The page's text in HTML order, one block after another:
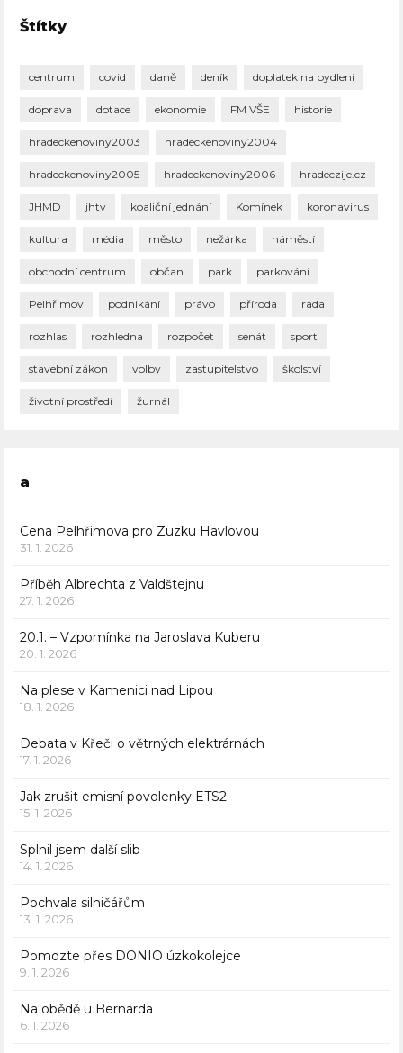
Štítky
centrum covid daně deník doplatek na bydlení
doprava dotace ekonomie FM VŠE historie
hradeckenoviny2003 hradeckenoviny2004
hradeckenoviny2005 hradeckenoviny2006 hradeczije.cz
JHMD jhtv koaliční jednání Komínek koronavirus
kultura média město nežárka náměstí
obchodní centrum občan park parkování
Pelhřimov podnikání právo příroda rada
rozhlas rozhledna rozpočet senát sport
stavební zákon volby zastupitelstvo školství
životní prostředí žurnál
a
Cena Pelhřimova pro Zuzku Havlovou
31. 1. 2026
Příběh Albrechta z Valdštejnu
27. 1. 2026
20.1. – Vzpomínka na Jaroslava Kuberu
20. 1. 2026
Na plese v Kamenici nad Lipou
18. 1. 2026
Debata v Křeči o větrných elektrárnách
17. 1. 2026
Jak zrušit emisní povolenky ETS2
15. 1. 2026
Splnil jsem další slib
14. 1. 2026
Pochvala silničářům
13. 1. 2026
Pomozte přes DONIO úzkokolejce
9. 1. 2026
Na obědě u Bernarda
6. 1. 2026